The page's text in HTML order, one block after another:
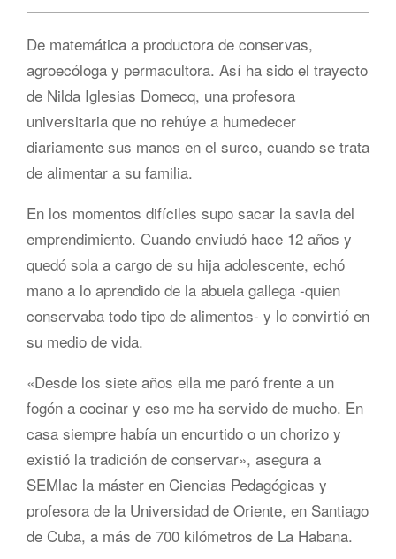
De matemática a productora de conservas,
agroecóloga y permacultora. Así ha sido el trayecto
de Nilda Iglesias Domecq, una profesora
universitaria que no rehúye a humedecer
diariamente sus manos en el surco, cuando se trata
de alimentar a su familia.
En los momentos difíciles supo sacar la savia del
emprendimiento. Cuando enviudó hace 12 años y
quedó sola a cargo de su hija adolescente, echó
mano a lo aprendido de la abuela gallega -quien
conservaba todo tipo de alimentos- y lo convirtió en
su medio de vida.
«Desde los siete años ella me paró frente a un
fogón a cocinar y eso me ha servido de mucho. En
casa siempre había un encurtido o un chorizo y
existió la tradición de conservar», asegura a
SEMlac la máster en Ciencias Pedagógicas y
profesora de la Universidad de Oriente, en Santiago
de Cuba, a más de 700 kilómetros de La Habana.